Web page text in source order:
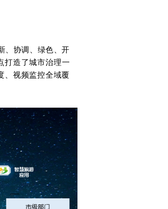
、协调、绿色、开
打造了城市治理一
、视频监控全域覆